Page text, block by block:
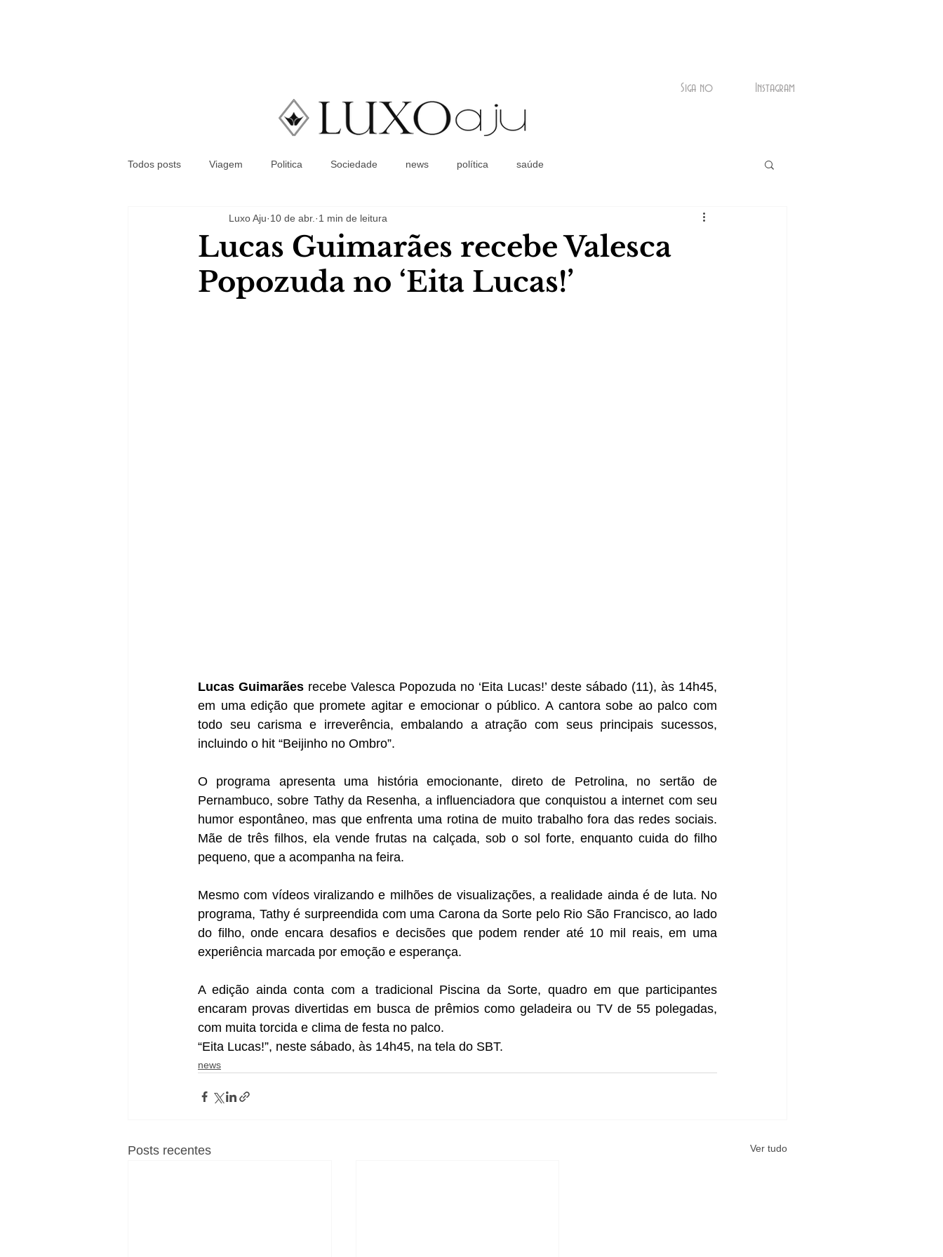
Coluna Social
Siga no Instagram
Todos posts Viagem Politica Sociedade news política saúde
Lucas Guimarães recebe Valesca
Popozuda no ‘Eita Lucas!’
Luxo Aju 10 de abr. 1 min de leitura
Lucas Guimarães recebe Valesca Popozuda no ‘Eita Lucas!’ deste sábado (11), às 14h45,
em uma edição que promete agitar e emocionar o público. A cantora sobe ao palco com
todo seu carisma e irreverência, embalando a atração com seus principais sucessos,
incluindo o hit “Beijinho no Ombro”.
O programa apresenta uma história emocionante, direto de Petrolina, no sertão de
Pernambuco, sobre Tathy da Resenha, a influenciadora que conquistou a internet com seu
humor espontâneo, mas que enfrenta uma rotina de muito trabalho fora das redes sociais.
Mãe de três filhos, ela vende frutas na calçada, sob o sol forte, enquanto cuida do filho
pequeno, que a acompanha na feira.
Mesmo com vídeos viralizando e milhões de visualizações, a realidade ainda é de luta. No
programa, Tathy é surpreendida com uma Carona da Sorte pelo Rio São Francisco, ao lado
do filho, onde encara desafios e decisões que podem render até 10 mil reais, em uma
experiência marcada por emoção e esperança.
A edição ainda conta com a tradicional Piscina da Sorte, quadro em que participantes
encaram provas divertidas em busca de prêmios como geladeira ou TV de 55 polegadas,
com muita torcida e clima de festa no palco.
“Eita Lucas!”, neste sábado, às 14h45, na tela do SBT.
news
Posts recentes Ver tudo